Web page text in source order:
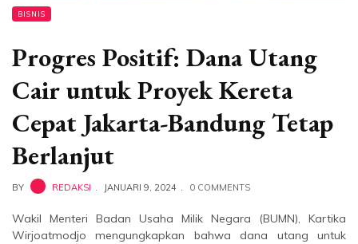
BISNIS
Progres Positif: Dana Utang
Cair untuk Proyek Kereta
Cepat Jakarta-Bandung Tetap
Berlanjut
BY REDAKSI JANUARI 9, 2024 0 COMMENTS
Wakil Menteri Badan Usaha Milik Negara (BUMN), Kartika
Wirjoatmodjo mengungkapkan bahwa dana utang untuk